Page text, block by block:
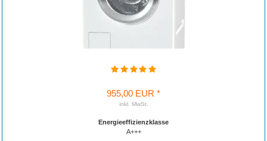
955,00 EUR *
inkl. MwSt.
Energieeffizienzklasse
A+++